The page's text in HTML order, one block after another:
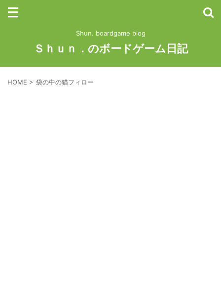
Shun. boardgame blog
Ｓｈｕｎ．のボードゲーム日記
HOME > 袋の中の猫フィロー